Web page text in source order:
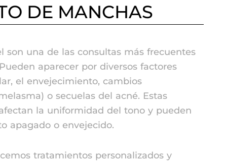
DE MANCHAS
son una de las consultas más frecuentes
aparecer por diversos factores
el envejecimiento, cambios
o secuelas del acné. Estas
la uniformidad del tono y pueden
apagado o envejecido.
tratamientos personalizados y